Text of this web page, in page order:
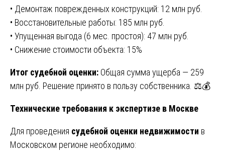
• Демонтаж поврежденных конструкций: 12 млн руб.
• Восстановительные работы: 185 млн руб.
• Упущенная выгода (6 мес. простоя): 47 млн руб.
• Снижение стоимости объекта: 15%
Итог судебной оценки: Общая сумма ущерба — 259
млн руб. Решение принято в пользу собственника. ⚖️💰
Технические требования к экспертизе в Москве
Для проведения судебной оценки недвижимости в
Московском регионе необходимо: